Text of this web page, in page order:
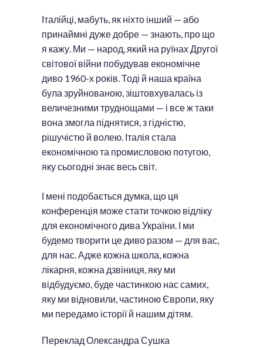
Італійці, мабуть, як ніхто інший — або
принаймні дуже добре — знають, про що
я кажу. Ми — народ, який на руїнах Другої
світової війни побудував економічне
диво 1960-х років. Тоді й наша країна
була зруйнованою, зіштовхувалась із
величезними труднощами — і все ж таки
вона змогла піднятися, з гідністю,
рішучістю й волею. Італія стала
економічною та промисловою потугою,
яку сьогодні знає весь світ.
І мені подобається думка, що ця
конференція може стати точкою відліку
для економічного дива України. І ми
будемо творити це диво разом — для вас,
для нас. Адже кожна школа, кожна
лікарня, кожна дзвіниця, яку ми
відбудуємо, буде частинкою нас самих,
яку ми відновили, частиною Європи, яку
ми передамо історії й нашим дітям.
Переклад Олександра Сушка